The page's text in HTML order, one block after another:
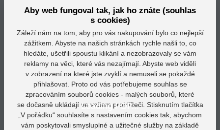
Loading PDF...
Aby web fungoval tak, jak ho znáte (souhlas
s cookies)
Záleží nám na tom, aby pro vás nakupování bylo co nejlepší
zážitkem. Abyste na našich stránkách rychle našli to, co
hledáte, ušetřili spoustu klikání a nezobrazovaly se vám
reklamy na věci, které vás nezajímají. Abyste web viděli
v zobrazení na které jste zvyklí a nemuseli se pokaždé
přihlašovat. Proto od vás potřebujeme souhlas se
zpracováním souborů cookies - malých souborů, které
se dočasně ukládají ve vašem prohlížeči. Stisknutím tlačítka
„V pořádku“ souhlasíte s nastavením cookies tak, abychom
vám poskytovali smysluplné a užitečné služby na základě